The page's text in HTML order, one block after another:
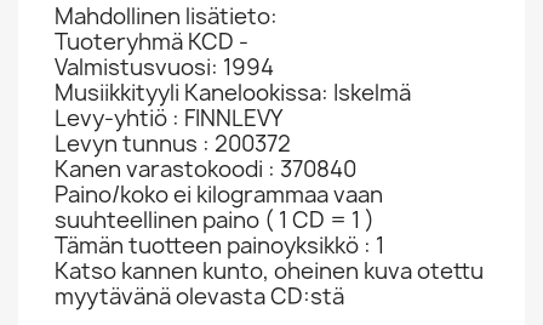
Mahdollinen lisätieto:
Tuoteryhmä KCD -
Valmistusvuosi: 1994
Musiikkityyli Kanelookissa: Iskelmä
Levy-yhtiö : FINNLEVY
Levyn tunnus : 200372
Kanen varastokoodi : 370840
Paino/koko ei kilogrammaa vaan
suuhteellinen paino ( 1 CD = 1 )
Tämän tuotteen painoyksikkö : 1
Katso kannen kunto, oheinen kuva otettu
myytävänä olevasta CD:stä